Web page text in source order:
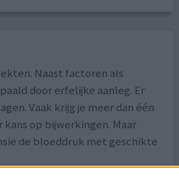
Naast factoren als
door erfelijke aanleg. Er
Vaak krijg je meer dan één
op bijwerkingen. Maar
de bloeddruk met geschikte